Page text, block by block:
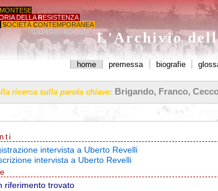
DELLA RESISTENZA
SOCIETÀ CONTEMPORANEA
'GIORGIO AGOSTI'
L'Archivio
home premessa biografie
ricerca sulla parola chiave: Brigando, Franco,
intervista a Uberto Revelli
intervista a Uberto Revelli
riferimento trovato